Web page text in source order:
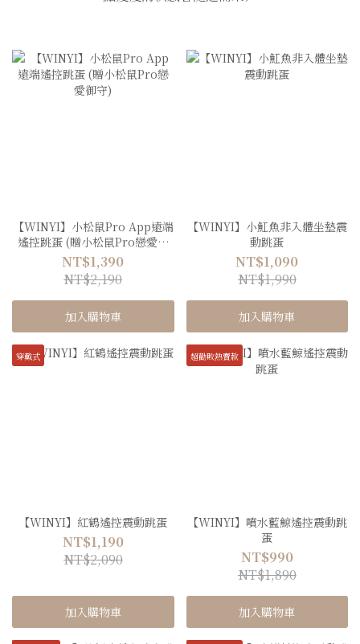
【WINYI】小松鼠Pro App遠端
遙控跳蛋 (贈小松鼠Pro戀愛御
守)
NT$1,390
NT$2,190
加入購物車
【WINYI】小魟魚非入體坐墊震
動跳蛋
NT$1,090
NT$1,990
加入購物車
穿戴式
【WINYI】紅鶴遙控震動跳蛋
NT$1,190
NT$2,090
加入購物車
超勸敗熱賣款
【WINYI】噴水藍鯨遙控震動跳
蛋
NT$990
NT$1,890
加入購物車